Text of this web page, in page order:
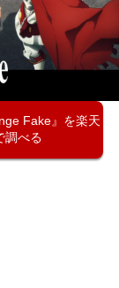
Fake』を楽天
調べる